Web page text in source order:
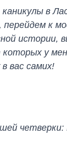
в
к
у
вас самих!
четверки: